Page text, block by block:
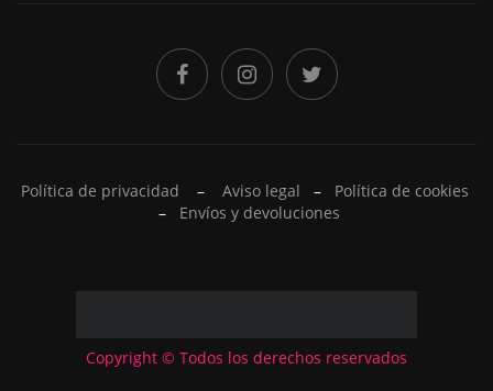
Política de privacidad – Aviso legal – Política de cookies
– Envíos y devoluciones
Copyright © Todos los derechos reservados